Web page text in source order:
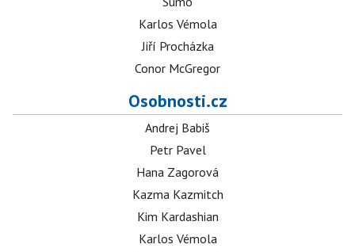
Karlos Vémola
Jiří Procházka
Conor McGregor
Osobnosti.cz
Andrej Babiš
Petr Pavel
Hana Zagorová
Kazma Kazmitch
Kim Kardashian
Karlos Vémola